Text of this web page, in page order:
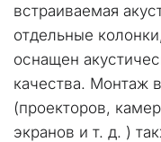
встраиваемая
отдельные
оснащен
качества. Монтаж
(проекторов,
экранов и т. д. )